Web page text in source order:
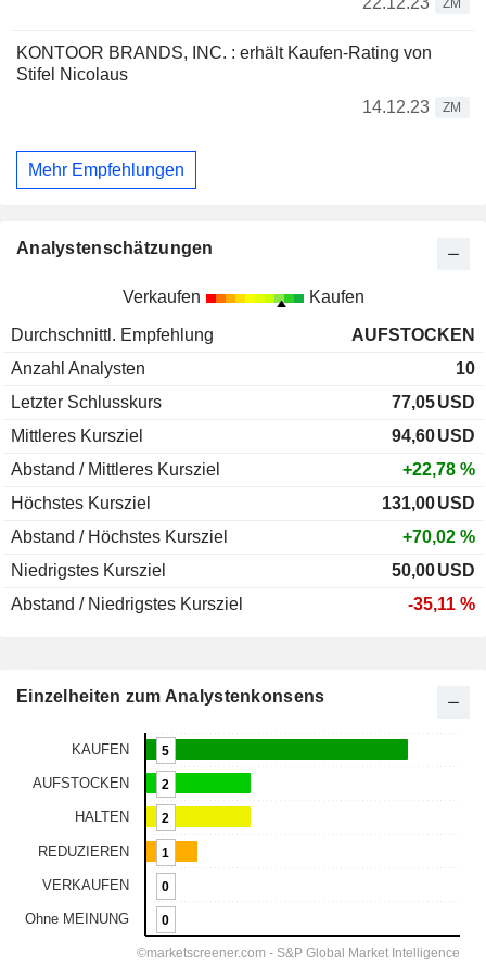
ZM
KONTOOR BRANDS, INC. : erhält Kaufen-Rating von
Stifel Nicolaus
14.12.23
ZM
Mehr Empfehlungen
Analystenschätzungen
Verkaufen Kaufen
Durchschnittl. Empfehlung
AUFSTOCKEN
Anzahl Analysten
10
Letzter Schlusskurs
77,05USD
Mittleres Kursziel
94,60USD
Abstand / Mittleres Kursziel
+22,78 %
Höchstes Kursziel
131,00USD
Abstand / Höchstes Kursziel
+70,02 %
Niedrigstes Kursziel
50,00USD
Abstand / Niedrigstes Kursziel
-35,11 %
Einzelheiten zum Analystenkonsens